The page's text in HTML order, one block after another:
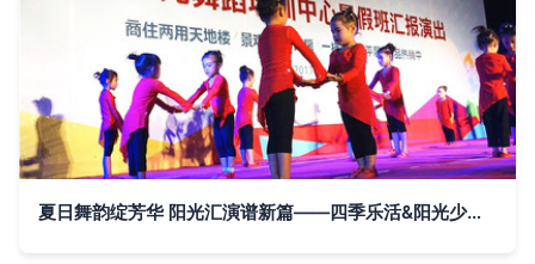
夏日舞韵绽芳华 阳光汇演谱新篇——四季乐活&阳光少儿舞蹈培训中心暑期汇演圆满落幕